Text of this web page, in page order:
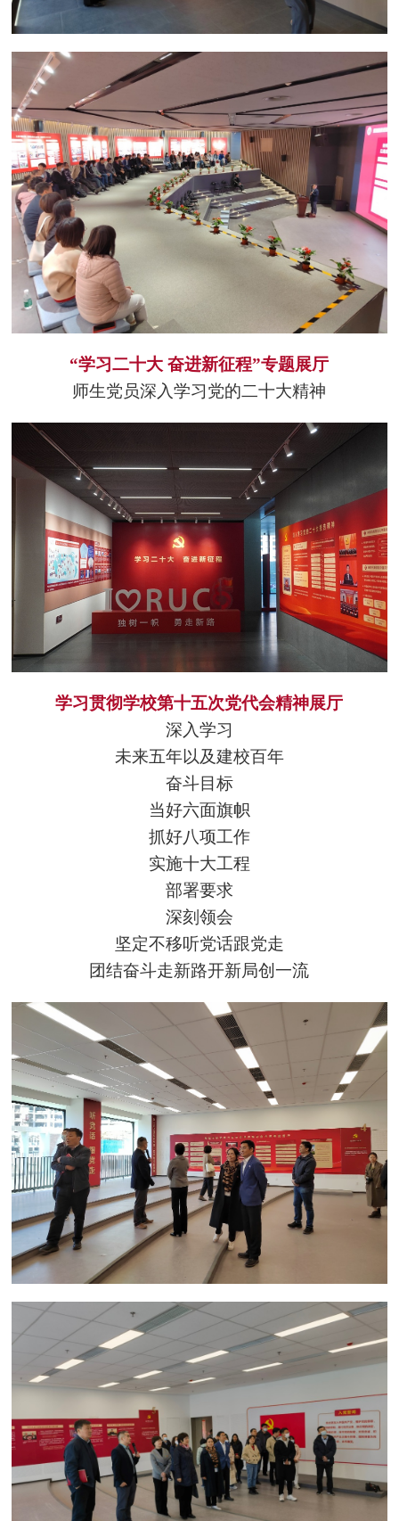
“学习二十大 奋进新征程”专题展厅
师生党员深入学习党的二十大精神
学习贯彻学校第十五次党代会精神展厅
深入学习
未来五年以及建校百年
奋斗目标
当好六面旗帜
抓好八项工作
实施十大工程
部署要求
深刻领会
坚定不移听党话跟党走
团结奋斗走新路开新局创一流